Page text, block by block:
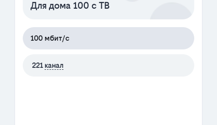
Для дома 100 с ТВ
100 мбит/с
221 канал